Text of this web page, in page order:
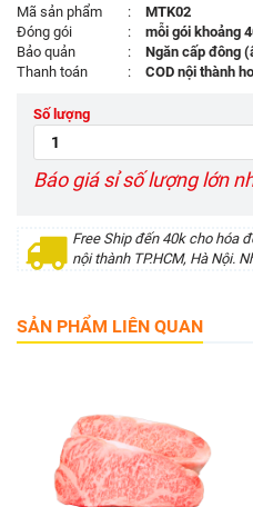
Mã sản phẩm :
MTK02
Đóng gói
:
mỗi gói khoảng
Bảo quản
:
Ngăn cấp đông
Thanh toán
: COD nội thành
Số lượng
Báo giá sỉ số lượng lớn
Free Ship đến 40k cho hóa
nội thành TP.HCM, Hà Nội.
SẢN PHẨM LIÊN QUAN